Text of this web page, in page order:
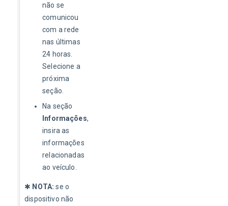
não se
comunicou
com a rede
nas últimas
24 horas.
Selecione a
próxima
seção.
Na seção
Informações,
insira as
informações
relacionadas
ao veículo.
✱ NOTA: se o
dispositivo não